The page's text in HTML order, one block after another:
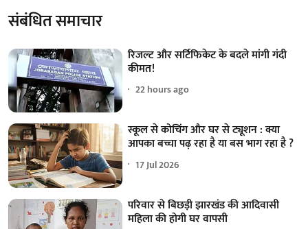
संबंधित समाचार
रिजल्ट और सर्टिफिकेट के बदले मांगी गंदी
कीमत!
22 hours ago
स्कूल से कोचिंग और घर से ट्यूशन : क्या
आपका बच्चा पढ़ रहा है या बस भाग रहा है ?
17 Jul 2026
परिवार से बिछड़ी झारखंड की आदिवासी
महिला की होगी घर वापसी